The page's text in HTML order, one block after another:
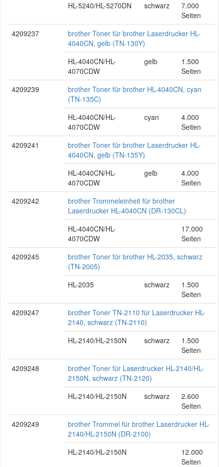
HL-5240/HL-5270DN
schwarz
7.000
Seiten
4209237
brother Toner für brother Laserdrucker HL-
4040CN, gelb (TN-130Y)
HL-4040CN/HL-
4070CDW
gelb
1.500
Seiten
4209239
brother Toner für brother HL-4040CN, cyan
(TN-135C)
HL-4040CN/HL-
4070CDW
cyan
4.000
Seiten
4209241
brother Toner für brother Laserdrucker HL-
4040CN, gelb (TN-135Y)
HL-4040CN/HL-
4070CDW
gelb
4.000
Seiten
4209242
brother Trommeleinheit für brother
Laserdrucker HL-4040CN (DR-130CL)
HL-4040CN/HL-
4070CDW
17.000
Seiten
4209245
brother Toner für brother HL-2035, schwarz
(TN-2005)
HL-2035
schwarz
1.500
Seiten
4209247
brother Toner TN-2110 für Laserdrucker HL-
2140, schwarz (TN-2110)
HL-2140/HL-2150N
schwarz
1.500
Seiten
4209248
brother Toner für Laserdrucker HL-2140/HL-
2150N, schwarz (TN-2120)
HL-2140/HL-2150N
schwarz
2.600
Seiten
4209249
brother Trommel für brother Laserdrucker HL-
2140/HL-2150N (DR-2100)
HL-2140/HL-2150N
12.000
Seiten